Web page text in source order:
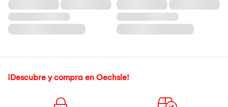
¡Descubre y compra en Oechsle!